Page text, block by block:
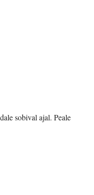
sobival ajal. Peale